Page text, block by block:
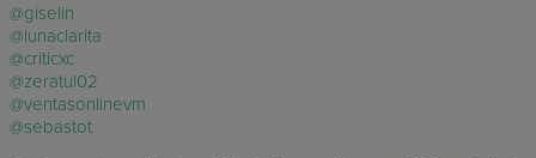
@giselin
@lunaclarita
@criticxc
@zeratul02
@ventasonlinevm
@sebastot